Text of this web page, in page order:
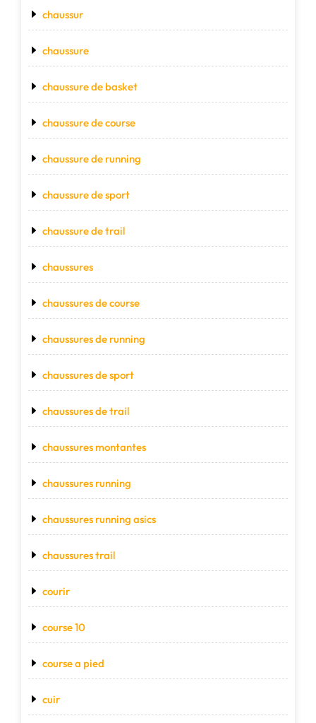
chaussur
chaussure
chaussure de basket
chaussure de course
chaussure de running
chaussure de sport
chaussure de trail
chaussures
chaussures de course
chaussures de running
chaussures de sport
chaussures de trail
chaussures montantes
chaussures running
chaussures running asics
chaussures trail
courir
course 10
course a pied
cuir